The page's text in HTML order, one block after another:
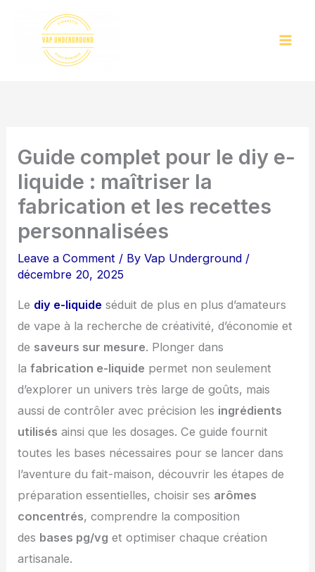
Guide complet pour le diy e-
liquide : maîtriser la
fabrication et les recettes
personnalisées
Leave a Comment / ByVap Underground /
décembre 20, 2025
Le diy e-liquide séduit de plus en plus d’amateurs
de vape à la recherche de créativité, d’économie et
de saveurs sur mesure. Plonger dans
lafabrication e-liquide permet non seulement
d’explorer un univers très large de goûts, mais
aussi de contrôler avec précision les ingrédients
utilisés ainsi que les dosages. Ce guide fournit
toutes les bases nécessaires pour se lancer dans
l’aventure du fait-maison, découvrir les étapes de
préparation essentielles, choisir ses arômes
concentrés, comprendre la composition
des bases pg/vg et optimiser chaque création
artisanale.